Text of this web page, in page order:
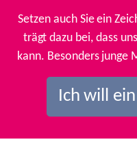
Setzen auch Sie ein
trägt dazu bei, dass
kann. Besonders junge
Ich will